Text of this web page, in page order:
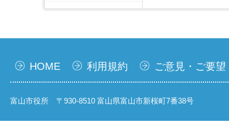
HOME 利用規約 ご意見・ご要望
富山市役所 〒930-8510 富山県富山市新桜町7番38号